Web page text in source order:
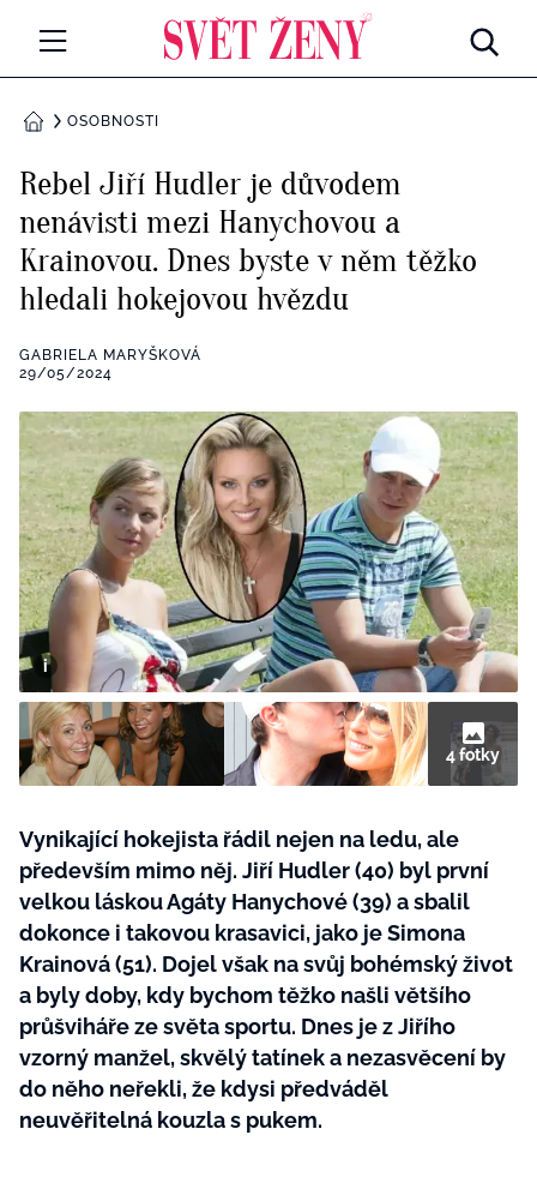
Všechny kategorie
Rozhovory
RETROHUBKY
PSYCHOLOGIE
Seberozvoj
ZDRAVÍ
Životní styl
ZÁBAVA
Všechny kategorie
Testy a kvízy
BYDLENÍ
Všechny kategorie
Tvoření
Rady a tipy
BurdaMedia
Extra
SVĚT ŽENY - 599 KČ
ROČNÍ PŘEDPLATNÉ SVĚT ŽENY +
SADA PRODUKTŮ MANA (10 ks)
DOMŮOSOBNOSTI
Rebel Jiří Hudler je důvodem
nenávisti mezi Hanychovou a
Krainovou. Dnes byste v něm těžko
hledali hokejovou hvězdu
GABRIELA MARYŠKOVÁ
29/05/2024
4 fotky
Vynikající hokejista řádil nejen na ledu, ale
především mimo něj. Jiří Hudler (40) byl první
velkou láskou Agáty Hanychové (39) a sbalil
dokonce i takovou krasavici, jako je Simona
Krainová (51). Dojel však na svůj bohémský život
a byly doby, kdy bychom těžko našli většího
průšviháře ze světa sportu. Dnes je z Jiřího
vzorný manžel, skvělý tatínek a nezasvěcení by
do něho neřekli, že kdysi předváděl
neuvěřitelná kouzla s pukem.